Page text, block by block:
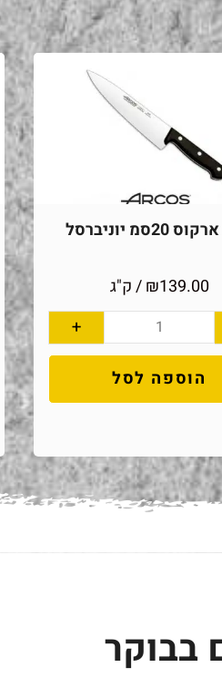
20סמ יוניברסל
₪139.00 / ק"ג
+
הוספה לסל
בבוקר